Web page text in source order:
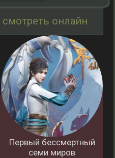
онлайн
Первый бессмертный
семи миров